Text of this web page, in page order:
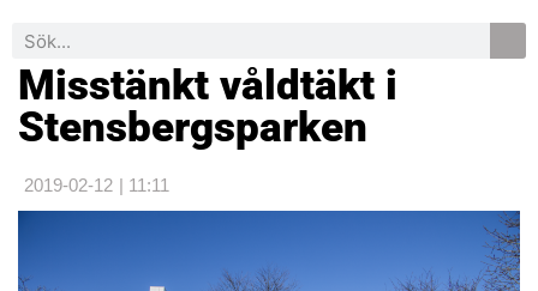
Misstänkt våldtäkt i
Stensbergsparken
2019-02-12 | 11:11